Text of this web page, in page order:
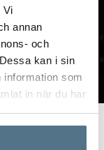
Vi
annan
och
kan i sin
information som
in när du har
Pola